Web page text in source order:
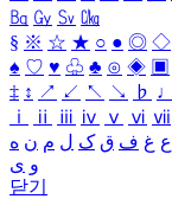
㏃ ㏉ ㏜ ㏆
§ ※ ☆ ★ ○ ● ◎ ◇
♠ ♡ ♥ ♧ ♣ ⊙ ◈ ▣
‡ ↕ ↗ ↙ ↖ ↘ ♭ ♩
ⅰ
ⅱ ⅲ ⅳ ⅴ ⅵ ⅶ
ع غ ف ق ک ل م ن ه
و ی
닫기